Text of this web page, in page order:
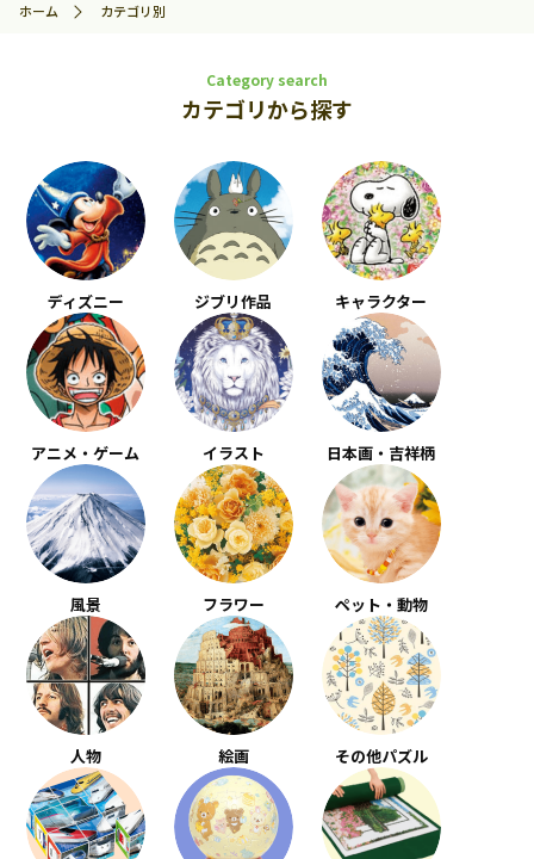
ホーム カテゴリ別
Category search
カテゴリから探す
ディズニー ジブリ作品 キャラクター
アニメ・ゲーム イラスト 日本画・吉祥柄
風景 フラワー ペット・動物
人物 絵画 その他パズル